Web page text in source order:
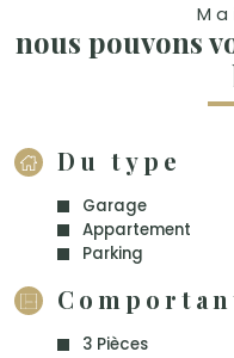
nous pouvons
Du type
Garage
Appartement
Parking
3 Pièces